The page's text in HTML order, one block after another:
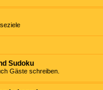
Sudoku
Gäste schreiben.